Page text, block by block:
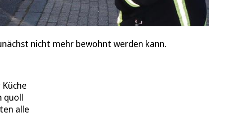
nicht mehr bewohnt werden kann.
quoll
alle